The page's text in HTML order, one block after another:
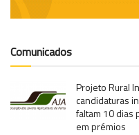
Comunicados
Projeto Rural
candidaturas
faltam 10 dias
em prémios